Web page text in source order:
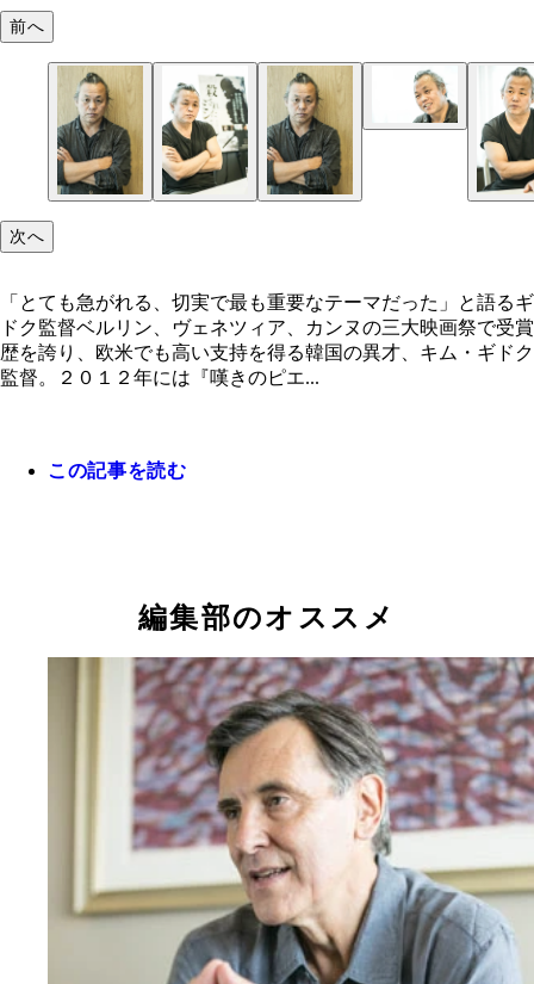
『殺されたミンジュ』より
『殺されたミンジュ』より
『殺されたミンジュ』より
前へ
次へ
「とても急がれる、切実で最も重要なテーマだった」と語るギ
ドク監督ベルリン、ヴェネツィア、カンヌの三大映画祭で受賞
歴を誇り、欧米でも高い支持を得る韓国の異才、キム・ギドク
監督。２０１２年には『嘆きのピエ...
この記事を読む
編集部のオススメ